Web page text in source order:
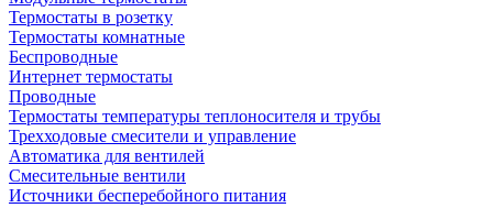
Термостаты в розетку
Термостаты комнатные
Беспроводные
Интернет термостаты
Проводные
Термостаты температуры теплоносителя и трубы
Трехходовые смесители и управление
Автоматика для вентилей
Смесительные вентили
Источники бесперебойного питания